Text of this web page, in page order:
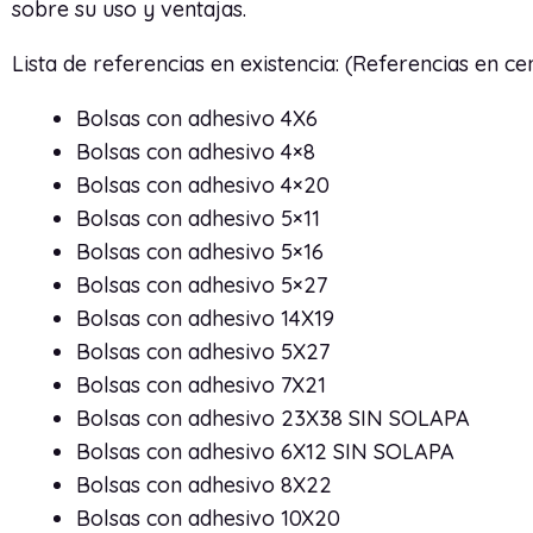
sobre su uso y ventajas.
Lista de referencias en existencia: (Referencias en
Bolsas con adhesivo 4X6
Bolsas con adhesivo 4×8
Bolsas con adhesivo 4×20
Bolsas con adhesivo 5×11
Bolsas con adhesivo 5×16
Bolsas con adhesivo 5×27
Bolsas con adhesivo 14X19
Bolsas con adhesivo 5X27
Bolsas con adhesivo 7X21
Bolsas con adhesivo 23X38 SIN SOLAPA
Bolsas con adhesivo 6X12 SIN SOLAPA
Bolsas con adhesivo 8X22
Bolsas con adhesivo 10X20